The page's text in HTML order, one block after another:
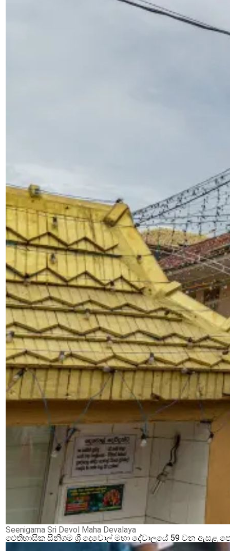
Seenigama Sri Devol Maha Devalaya
ඓතිහාසික සීනිගම ශ්‍රී දෙවොල් මහා දේවාලයේ 59 වන ඇසළ